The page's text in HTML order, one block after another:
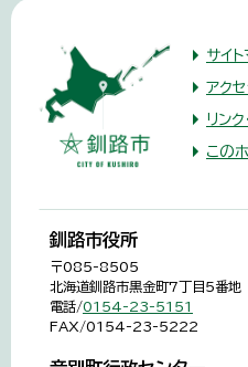
サイ
アク
リン
この
釧路市役所
〒085-8505
北海道釧路市黒金町7丁目5番地
電話/0154-23-5151
FAX/0154-23-5222